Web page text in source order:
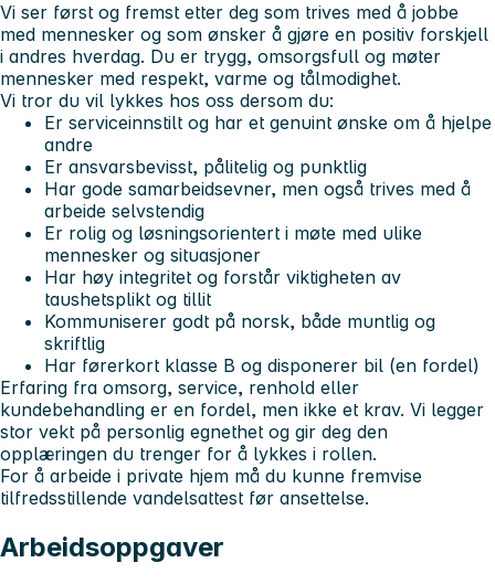
Vi ser først og fremst etter deg som trives med å jobbe
med mennesker og som ønsker å gjøre en positiv forskjell
i andres hverdag. Du er trygg, omsorgsfull og møter
mennesker med respekt, varme og tålmodighet.
Vi tror du vil lykkes hos oss dersom du:
Er serviceinnstilt og har et genuint ønske om å hjelpe
andre
Er ansvarsbevisst, pålitelig og punktlig
Har gode samarbeidsevner, men også trives med å
arbeide selvstendig
Er rolig og løsningsorientert i møte med ulike
mennesker og situasjoner
Har høy integritet og forstår viktigheten av
taushetsplikt og tillit
Kommuniserer godt på norsk, både muntlig og
skriftlig
Har førerkort klasse B og disponerer bil (en fordel)
Erfaring fra omsorg, service, renhold eller
kundebehandling er en fordel, men ikke et krav. Vi legger
stor vekt på personlig egnethet og gir deg den
opplæringen du trenger for å lykkes i rollen.
For å arbeide i private hjem må du kunne fremvise
tilfredsstillende vandelsattest før ansettelse.
Arbeidsoppgaver